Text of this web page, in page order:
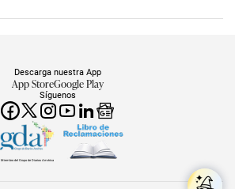
Síguenos
Descarga nuestra App
App StoreGoogle Play
Miembro del Grupo de Diarios América